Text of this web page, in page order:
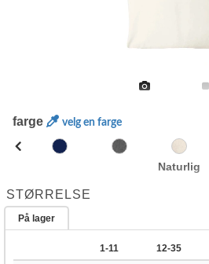
farge velg en farge
Naturlig
STØRRELSE
På lager
1-11 12-35